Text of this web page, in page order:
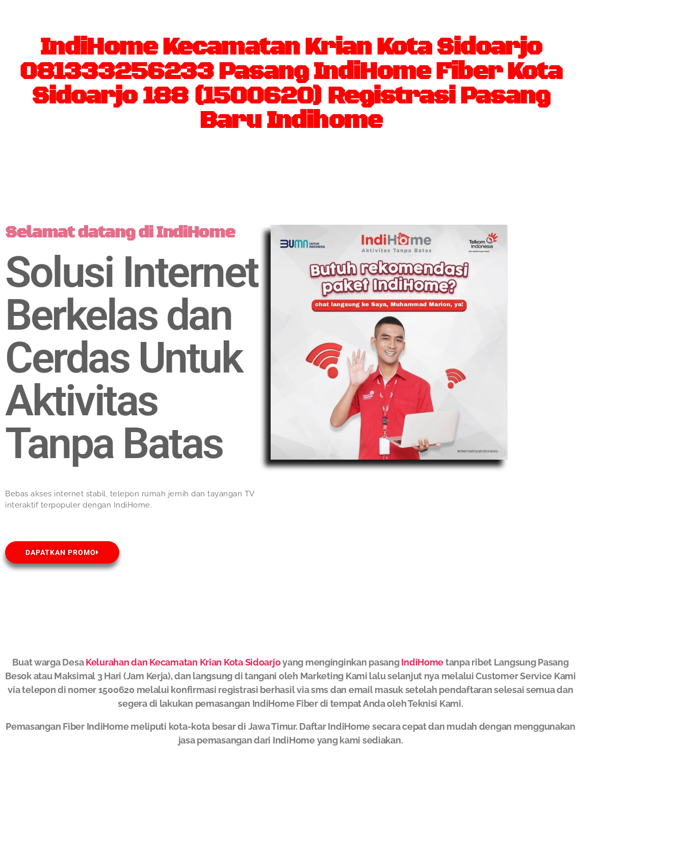
IndiHome Kecamatan Krian Kota Sidoarjo
081333256233 Pasang IndiHome Fiber Kota
Sidoarjo 188 (1500620) Registrasi Pasang
Baru Indihome
Selamat datang di IndiHome
Solusi Internet
Berkelas dan
Cerdas Untuk
Aktivitas
Tanpa Batas
Bebas akses internet stabil, telepon rumah jernih dan tayangan TV
interaktif terpopuler dengan IndiHome.
DAPATKAN PROMO
Buat warga DesaKelurahan dan Kecamatan Krian Kota Sidoarjoyang menginginkan pasangIndiHometanpa ribet Langsung Pasang
Besok atau Maksimal 3 Hari (Jam Kerja), dan langsung di tangani oleh Marketing Kami lalu selanjut nya melalui Customer Service Kami
via telepon di nomer 1500620 melalui konfirmasi registrasi berhasil via sms dan email masuk setelah pendaftaran selesai semua dan
segera di lakukan pemasangan IndiHome Fiber di tempat Anda oleh Teknisi Kami.
Pemasangan Fiber IndiHome meliputi kota-kota besar di Jawa Timur. Daftar IndiHome secara cepat dan mudah dengan menggunakan
jasa pemasangan dari IndiHome yang kami sediakan.